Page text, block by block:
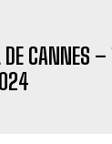
DE CANNES –